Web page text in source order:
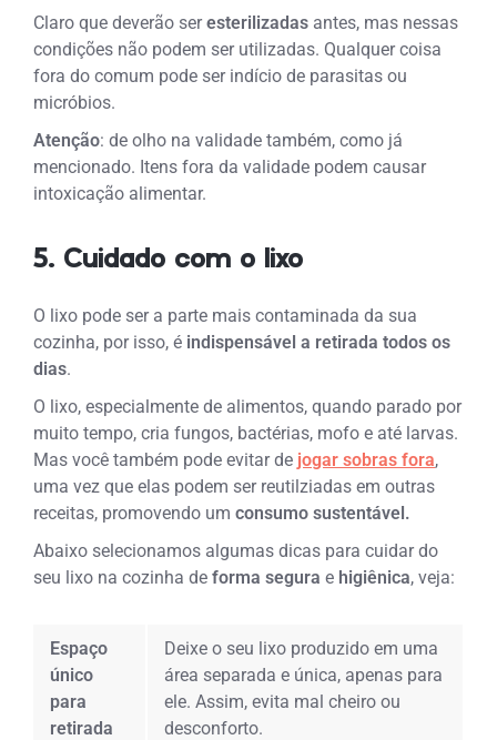
Claro que deverão seresterilizadas antes, mas nessas
condições não podem ser utilizadas. Qualquer coisa
fora do comum pode ser indício de parasitas ou
micróbios.
Atenção: de olho na validade também, como já
mencionado. Itens fora da validade podem causar
intoxicação alimentar.
5. Cuidado com o lixo
O lixo pode ser a parte mais contaminada da sua
cozinha, por isso, é indispensável a retirada todos os
dias.
O lixo, especialmente de alimentos, quando parado por
muito tempo, cria fungos, bactérias, mofo e até larvas.
Mas você também pode evitar de jogar sobras fora,
uma vez que elas podem ser reutilziadas em outras
receitas, promovendo umconsumo sustentável.
Abaixo selecionamos algumas dicas para cuidar do
seu lixo na cozinha deforma segurae higiênica, veja:
Espaço
único
para
retirada
Deixe o seu lixo produzido em uma
área separada e única, apenas para
ele. Assim, evita mal cheiro ou
desconforto.